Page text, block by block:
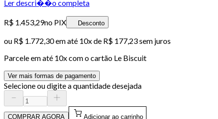
Ler descri��o completa
R$ 1.453,29no PIX Desconto
ou R$ 1.772,30em até 10x de R$ 177,23 sem juros
Parcele em até 10x com o cartão Le Biscuit
Ver mais formas de pagamento
Selecione ou digite a quantidade desejada
COMPRAR AGORA Adicionar ao carrinho